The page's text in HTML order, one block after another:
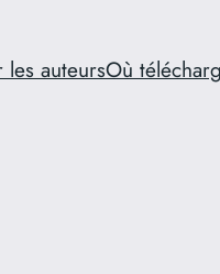
les auteursOù